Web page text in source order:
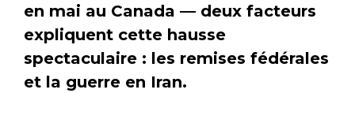
en mai au Canada — deux facteurs
expliquent cette hausse
spectaculaire : les remises fédérales
et la guerre en Iran.